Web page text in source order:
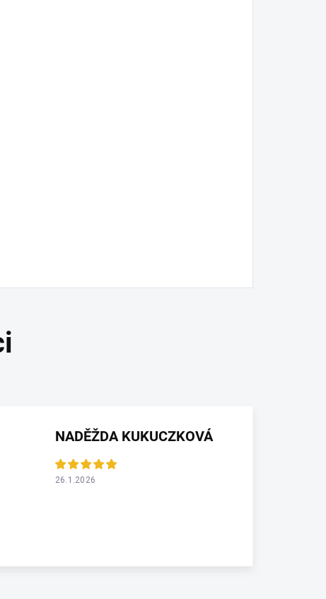
NADĚŽDA KUKUCZKOVÁ
26.1.2026